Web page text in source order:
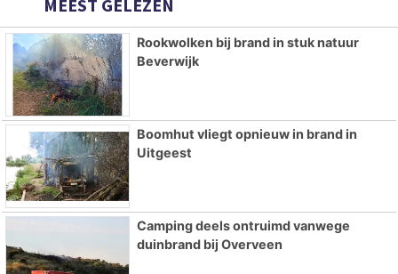
MEEST GELEZEN
Rookwolken bij brand in stuk natuur
Beverwijk
Boomhut vliegt opnieuw in brand in
Uitgeest
Camping deels ontruimd vanwege
duinbrand bij Overveen